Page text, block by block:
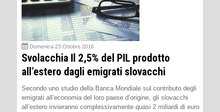
Domenica 23 Ottobre 2016
Svolacchia Il 2,5% del PIL prodotto
all’estero dagli emigrati slovacchi
Secondo uno studio della Banca Mondiale sul contributo degli
emigrati all’economia del loro paese d’origine, gli slovacchi
all’estero invieranno complessivamente quasi 2 miliardi di euro